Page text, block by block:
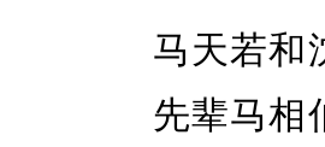
马天若和
先辈马相